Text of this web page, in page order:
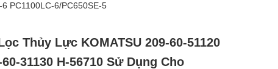
PC1100LC-6/PC650SE-5
Thủy Lực KOMATSU 209-60-51120
60-31130 H-56710 Sử Dụng Cho